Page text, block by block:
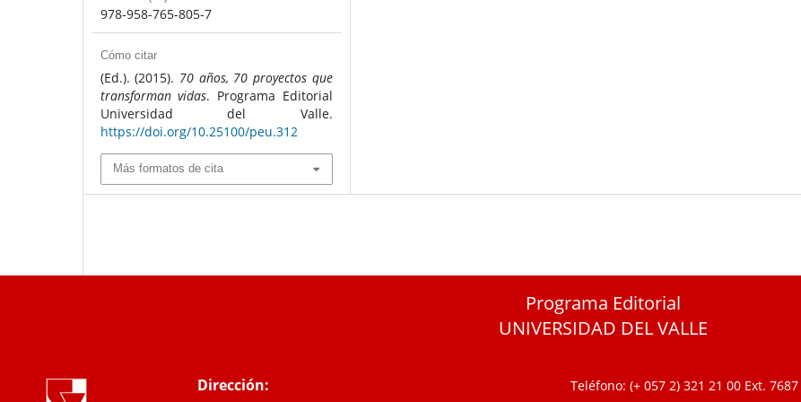
978-958-765-805-7
Cómo citar
(Ed.). (2015). 70 años, 70 proyectos que
transforman vidas. Programa Editorial
Universidad del Valle.
https://doi.org/10.25100/peu.312
Más formatos de cita
Programa Editorial
UNIVERSIDAD DEL VALLE
Dirección: Teléfono: (+ 057 2) 321 21 00Ext. 7687